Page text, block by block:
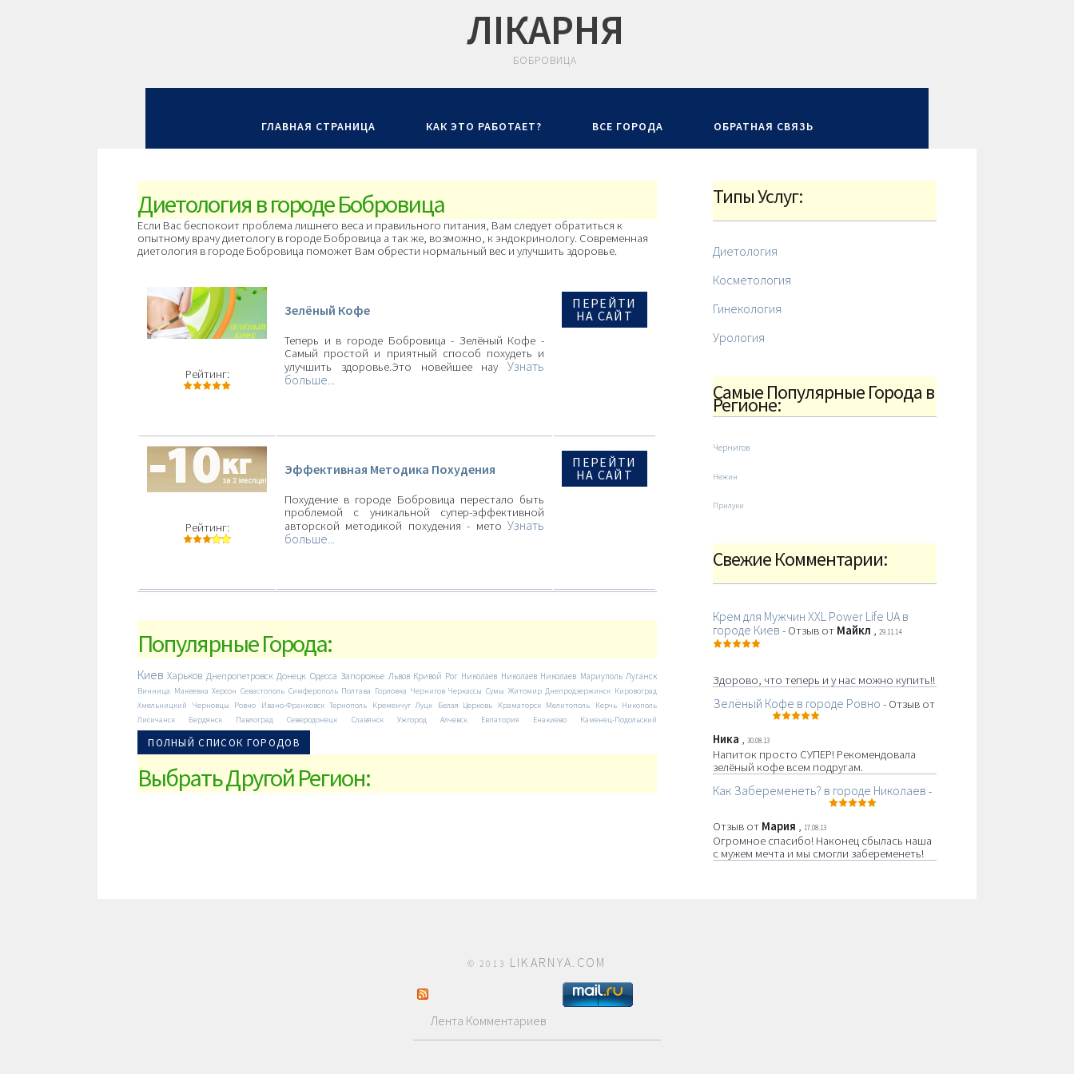
ЛIКАРНЯ
БОБРОВИЦА
ГЛАВНАЯ СТРАНИЦА КАК ЭТО РАБОТАЕТ? ВСЕ ГОРОДА ОБРАТНАЯ СВЯЗЬ
Диетология в городе Бобровица
Если Вас беспокоит проблема лишнего веса и правильного питания, Вам следует обратиться к
опытному врачу диетологу в городе Бобровица а так же, возможно, к эндокринологу. Современная
диетология в городе Бобровица поможет Вам обрести нормальный вес и улучшить здоровье.
Рейтинг:
Зелёный Кофе
Теперь и в городе Бобровица - Зелёный Кофе -
Самый простой и приятный способ похудеть и
улучшить здоровье.Это новейшее нау Узнать
больше...
ПЕРЕЙТИ
НА САЙТ
Рейтинг:
Эффективная Методика Похудения
Похудение в городе Бобровица перестало быть
проблемой с уникальной супер-эффективной
авторской методикой похудения - мето Узнать
больше...
ПЕРЕЙТИ
НА САЙТ
Популярные Города:
Киев Харьков Днепропетровск Донецк Одесса Запорожье Львов Кривой Рог Николаев Николаев Николаев Мариуполь Луганск
Винница Макеевка Херсон Севастополь Симферополь Полтава Горловка Чернигов Черкассы Сумы Житомир Днепродзержинск Кировоград
Хмельницкий
Черновцы Ровно Ивано-Франковск Тернополь Кременчуг Луцк Белая Церковь Краматорск Мелитополь Керчь Никополь
Лисичанск
Бердянск Павлоград Северодонецк Славянск Ужгород Алчевск Евпатория Енакиево Каменец-Подольский
ПОЛНЫЙ СПИСОК ГОРОДОВ
Выбрать Другой Регион:
Типы Услуг:
Диетология
Косметология
Гинекология
Урология
Самые Популярные Города в
Регионе:
Чернигов
Нежин
Прилуки
Свежие Комментарии:
Крем для Мужчин XXL Power Life UA в
городе Киев - Отзыв от Майкл , 29.11.14
Здорово, что теперь и у нас можно купить!!
Зелёный Кофе в городе Ровно - Отзыв от
Ника , 30.08.13
Напиток просто СУПЕР! Рекомендовала
зелёный кофе всем подругам.
Как Забеременеть? в городе Николаев -
Отзыв от Мария , 17.08.13
Огромное спасибо! Наконец сбылась наша
с мужем мечта и мы смогли забеременеть!
© 2013 LIKARNYA.COM
Лента Комментариев